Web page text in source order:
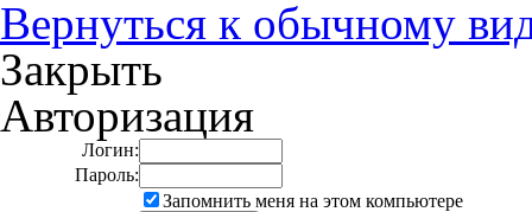
Вернуться к обычному
Закрыть
Авторизация
Логин:
Пароль:
Запомнить меня на этом компьютере